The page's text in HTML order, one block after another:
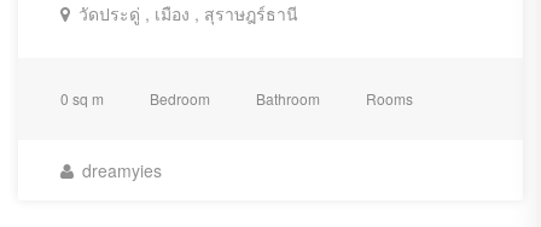
วัดประดู่ , เมือง , สุราษฎร์ธานี
0 sq m Bedroom Bathroom Rooms
dreamyies